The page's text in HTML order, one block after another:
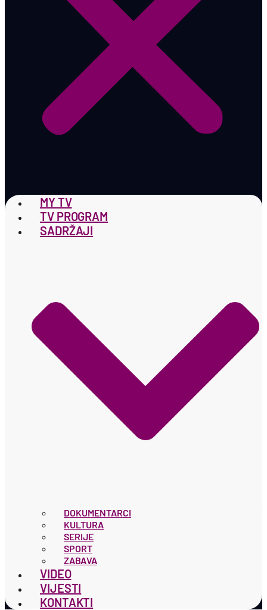
MY TV
TV PROGRAM
SADRŽAJI
DOKUMENTARCI
KULTURA
SERIJE
SPORT
ZABAVA
VIDEO
VIJESTI
KONTAKTI